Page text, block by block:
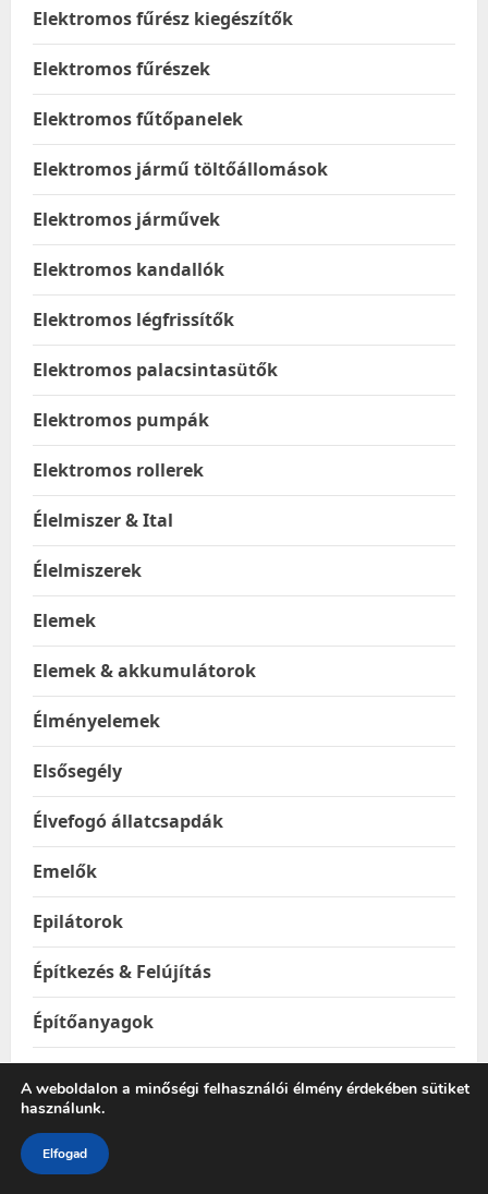
Elektromos fűrész kiegészítők
Elektromos fűrészek
Elektromos fűtőpanelek
Elektromos jármű töltőállomások
Elektromos járművek
Elektromos kandallók
Elektromos légfrissítők
Elektromos palacsintasütők
Elektromos pumpák
Elektromos rollerek
Élelmiszer & Ital
Élelmiszerek
Elemek
Elemek & akkumulátorok
Élményelemek
Elsősegély
Élvefogó állatcsapdák
Emelők
Epilátorok
Építkezés & Felújítás
Építőanyagok
Esőztetők és locsolók
A weboldalon a minőségi felhasználói élmény érdekében sütiket
használunk.
Elfogad